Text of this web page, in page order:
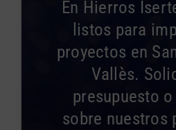
En Hierros
listos para
proyectos en
Vallès.
presupuesto
sobre nuestros